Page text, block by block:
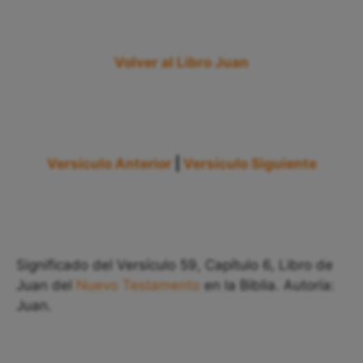
Volver al Libro Juan
Versículo Anterior Versículo Siguiente
Significado del Versículo 59, Capítulo 6, Libro de
Juan del Nuevo Testamento en la Biblia. Autoría:
Juan.